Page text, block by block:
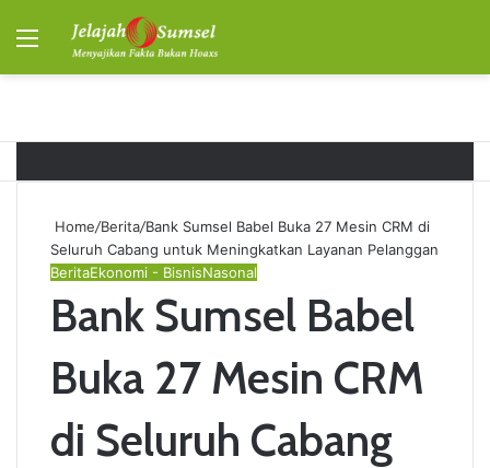
Menu
Home/Berita/Bank Sumsel Babel Buka 27 Mesin CRM di
Seluruh Cabang untuk Meningkatkan Layanan Pelanggan
BeritaEkonomi - BisnisNasonal
Bank Sumsel Babel
Buka 27 Mesin CRM
di Seluruh Cabang